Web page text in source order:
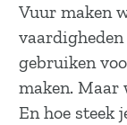
Vuur maken
gebruiken
maken. Maar
En hoe steek